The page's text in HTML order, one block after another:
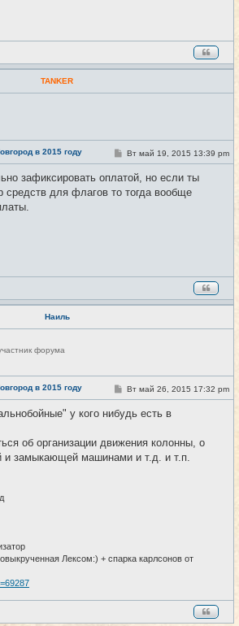
TANKER
в 2015 году #119
С
о
б
щ
Вт май 19, 2015 13:39 pm
зафиксировать оплатой, но если ты
средств для флагов то тогда вообще
Наиль
форума
в 2015 году #120
С
о
б
н
и
Вт май 26, 2015 17:32 pm
у кого нибудь есть в
об организации движения колонны, о
замыкающей машинами и т.д. и т.п.
Лексом:) + спарка карлсонов от